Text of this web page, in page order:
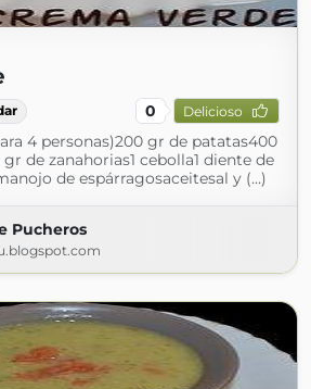
0 Delicioso
4 personas)200 gr de patatas400
de zanahorias1 cebolla1 diente de
de espárragosaceitesal y (...)
Pucheros